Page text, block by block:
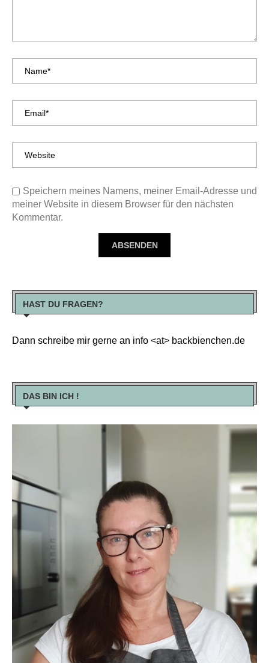
Speichern meines Namens, meiner Email-Adresse und
meiner Website in diesem Browser für den nächsten
Kommentar.
HAST DU FRAGEN?
Dann schreibe mir gerne an info <at> backbienchen.de
DAS BIN ICH !